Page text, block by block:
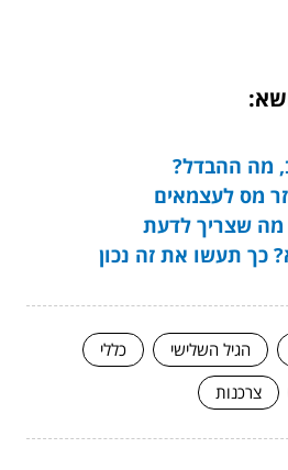
מה ההבדל?
מס לעצמאים
מה שצריך לדעת
כך תעשו את זה נכון
הגיל השלישי
כללי
צרכנות